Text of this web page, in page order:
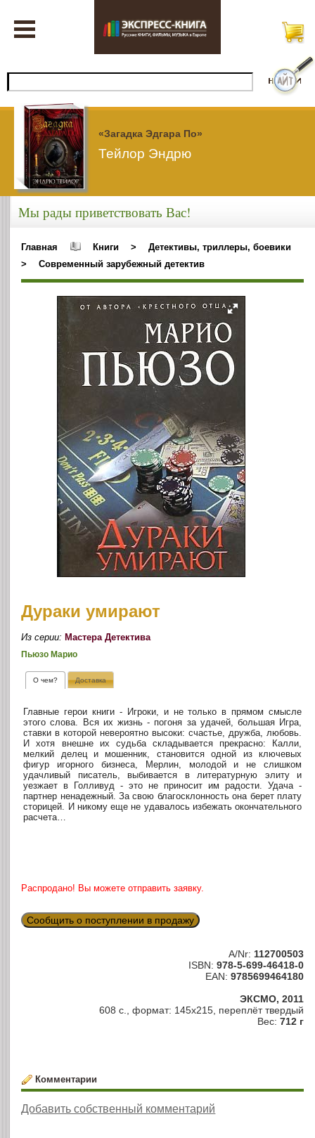
«Загадка Эдгара По»
Тейлор Эндрю
Мы рады приветствовать Вас!
Главная Книги >
Детективы, триллеры, боевики
>
Современный зарубежный детектив
Дураки умирают
Из серии:Мастера Детектива
Пьюзо Марио
О чем? Доставка
Главные герои книги - Игроки, и не только в прямом смысле
этого слова. Вся их жизнь - погоня за удачей, большая Игра,
ставки в которой невероятно высоки: счастье, дружба, любовь.
И хотя внешне их судьба складывается прекрасно: Калли,
мелкий делец и мошенник, становится одной из ключевых
фигур игорного бизнеса, Мерлин, молодой и не слишком
удачливый писатель, выбивается в литературную элиту и
уезжает в Голливуд - это не приносит им радости. Удача -
партнер ненадежный. За свою благосклонность она берет плату
сторицей. И никому еще не удавалось избежать окончательного
расчета…
Распродано! Вы можете отправить заявку.
Сообщить о поступлении в продажу
A/Nr: 112700503
ISBN: 978-5-699-46418-0
EAN: 9785699464180
ЭКСМО, 2011
608 с., формат: 145х215, переплёт твердый
Вес: 712 г
Комментарии
Добавить собственный комментарий